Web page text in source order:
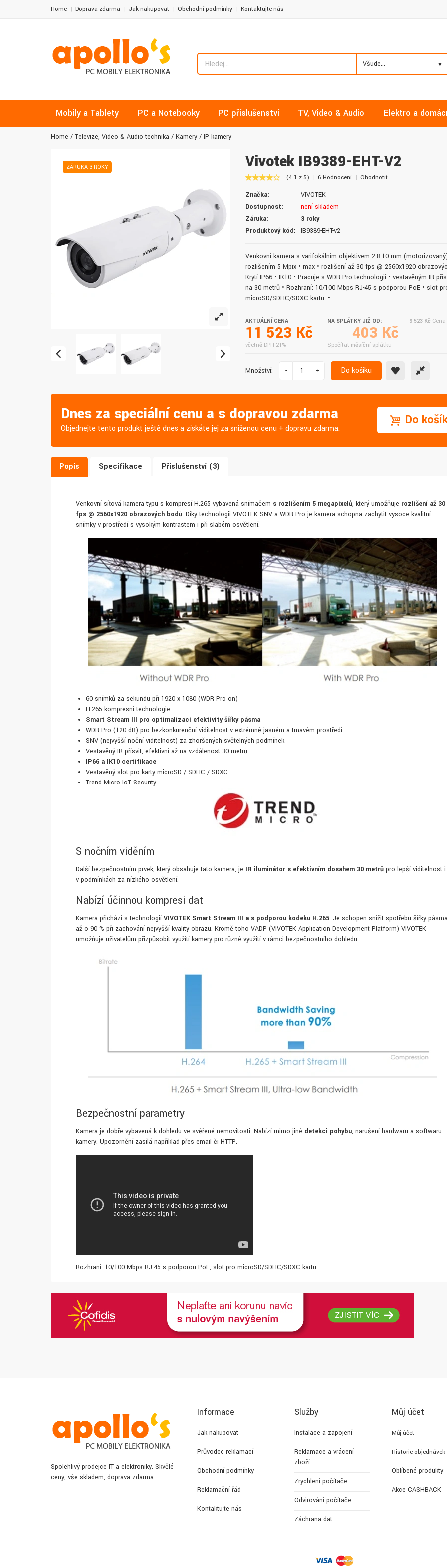
Home Doprava zdarma Jak nakupovat Obchodní podmínky Kontaktujte nás
Všude...
Mobily a Tablety PC a Notebooky PC příslušenství TV, Video & Audio Elektro a
Home Televize, Video & Audio technika Kamery IP kamery
ZÁRUKA 3 ROKY Vivotek IB9389-EHT-V2
(4.1 z 5) 6 Hodnocení Ohodnotit
Značka:
VIVOTEK
Dostupnost:
není skladem
Záruka:
3 roky
Produktový kód:
IB9389-EHT-v2
Venkovní kamera s varifokálním objektivem 2.8-10 mm
rozlišením 5 Mpix • max • rozlišení až 30 fps @ 2560x1920
Krytí IP66 • IK10 • Pracuje s WDR Pro technologií • vestavěným IR
na 30 metrů • Rozhraní: 10/100 Mbps RJ-45 s podporou PoE • slot
microSD/SDHC/SDXC kartu. •
AKTUÁLNÍ CENA
11 523 Kč
včetně DPH 21%
NA SPLÁTKY JIŽ OD:
403 Kč
Spočítat měsíční splátku
9 523 Kč Cena
Množství: - + Do košíku
Dnes za speciální cenu a s dopravou zdarma
Objednejte tento produkt ještě dnes a získáte jej za sníženou cenu + dopravu zdarma.
Do
Popis Specifikace Příslušenství (3)
Venkovní síťová kamera typu s kompresí H.265 vybavená snímačem s rozlišením 5 megapixelů, který umožňuje rozlišení až 30
fps @ 2560x1920 obrazových bodů. Díky technologii VIVOTEK SNV a WDR Pro je kamera schopna zachytit vysoce kvalitní
snímky v prostředí s vysokým kontrastem i při slabém osvětlení.
60 snímků za sekundu při 1920 x 1080 (WDR Pro on)
H.265 kompresní technologie
Smart Stream III pro optimalizaci efektivity šířky pásma
WDR Pro (120 dB) pro bezkonkurenční viditelnost v extrémně jasném a tmavém prostředí
SNV (nejvyšší noční viditelnost) za zhoršených světelných podmínek
Vestavěný IR přísvit, efektivní až na vzdálenost 30 metrů
IP66 a IK10 certifikace
Vestavěný slot pro karty microSD / SDHC / SDXC
Trend Micro IoT Security
S nočním viděním
Další bezpečnostním prvek, který obsahuje tato kamera, je IR iluminátor s efektivním dosahem 30 metrů pro lepší viditelnost i
v podmínkách za nízkého osvětlení.
Nabízí účinnou kompresi dat
Kamera přichází s technologií VIVOTEK Smart Stream III a s podporou kodeku H.265. Je schopen snížit spotřebu šířky pásma
až o 90 % při zachování nejvyšší kvality obrazu. Kromě toho VADP (VIVOTEK Application Development Platform) VIVOTEK
umožňuje uživatelům přizpůsobit využítí kamery pro různé využití v rámci bezpečnostního dohledu.
Bezpečnostní parametry
Kamera je dobře vybavená k dohledu ve svěřené nemovitosti. Nabízí mimo jiné detekci pohybu, narušení hardwaru a softwaru
kamery. Upozornění zasílá například přes email či HTTP.
Rozhraní: 10/100 Mbps RJ-45 s podporou PoE, slot pro microSD/SDHC/SDXC kartu.
vždy v pořádku. Vše skladem a za
normální ceny. Třešničkou na dortu je
doručení do druhého dne.
Spolehlivý prodejce IT a elektroniky. Skvělé
ceny, vše skladem, doprava zdarma.
Informace
Jak nakupovat
Průvodce reklamací
Obchodní podmínky
Reklamační řád
Kontaktujte nás
Služby
Instalace a zapojení
Reklamace a vrácení
zboží
Zrychlení počítače
Odvirování počítače
Záchrana dat
Můj účet
Můj účet
Historie objednávek
Oblíbené produkty
Akce CASHBACK